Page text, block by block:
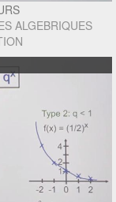
ALGEBRIQUES